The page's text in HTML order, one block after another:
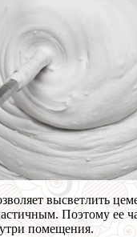
высветлить
Поэтому ее
помещения.